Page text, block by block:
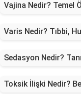
Vajina Nedir? Temel
Varis Nedir? Tıbbi,
Sedasyon Nedir?
Toksik İlişki Nedir?